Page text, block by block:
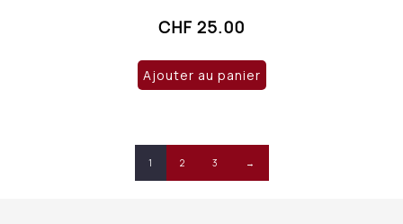
CHF 25.00
Ajouter au panier
1 2 3 →